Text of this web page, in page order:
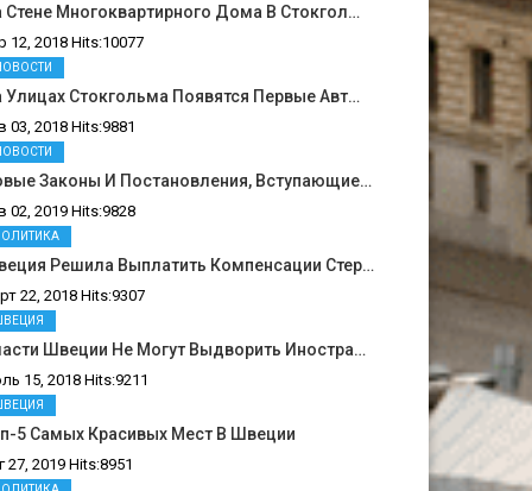
Стене Многоквартирного Дома В Стокгол…
12, 2018 Hits:10077
Улицах Стокгольма Появятся Первые Авт…
03, 2018 Hits:9881
Законы И Постановления, Вступающие…
02, 2019 Hits:9828
Решила Выплатить Компенсации Стер…
22, 2018 Hits:9307
Швеции Не Могут Выдворить Иностра…
15, 2018 Hits:9211
5 Самых Красивых Мест В Швеции
27, 2019 Hits:8951